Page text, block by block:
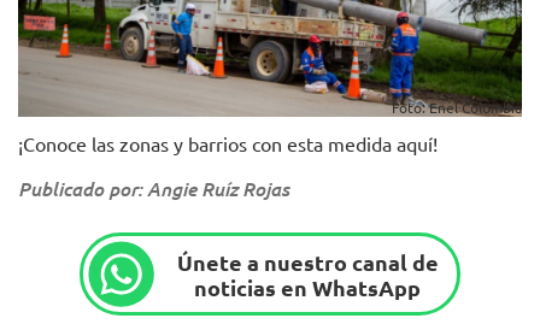
Foto: Enel Colombia
¡Conoce las zonas y barrios con esta medida aquí!
Publicado por: Angie Ruíz Rojas
Únete a nuestro canal de
noticias en WhatsApp